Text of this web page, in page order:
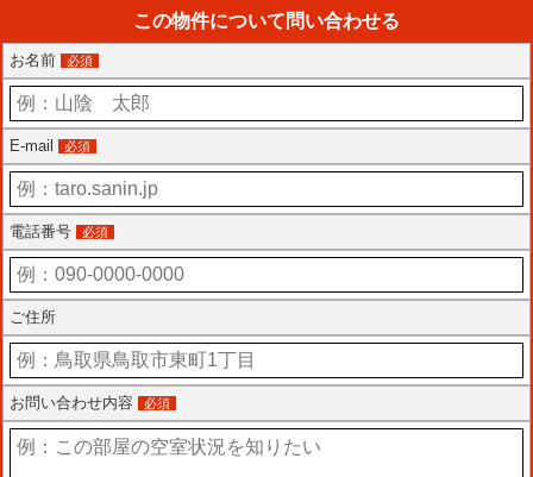
この物件について問い合わせる
お名前 必須
E-mail 必須
電話番号 必須
ご住所
お問い合わせ内容 必須